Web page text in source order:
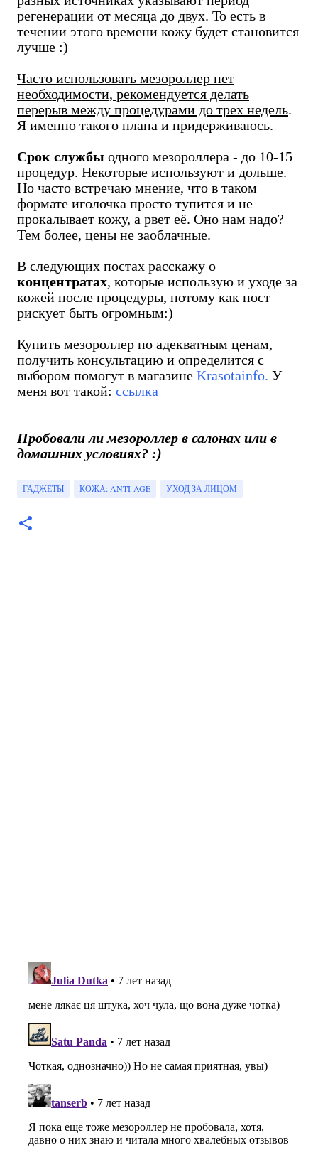
регенерации от месяца до двух. То есть в
течении этого времени кожу будет становится
лучше :)
Часто использовать мезороллер нет
необходимости, рекомендуется делать
перерыв между процедурами до трех недель.
Я именно такого плана и придерживаюсь.
Срок службы одного мезороллера - до 10-15
процедур. Некоторые используют и дольше.
Но часто встречаю мнение, что в таком
формате иголочка просто тупится и не
прокалывает кожу, а рвет её. Оно нам надо?
Тем более, цены не заоблачные.
В следующих постах расскажу о
концентратах, которые использую и уходе за
кожей после процедуры, потому как пост
рискует быть огромным:)
Купить мезороллер по адекватным ценам,
получить консультацию и определится с
выбором помогут в магазине Krasotainfo. У
меня вот такой: ссылка
Пробовали ли мезороллер в салонах или в
домашних условиях? :)
ГАДЖЕТЫ КОЖА: ANTI-AGE УХОД ЗА ЛИЦОМ